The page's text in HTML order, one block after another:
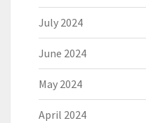
July 2024
June 2024
May 2024
April 2024